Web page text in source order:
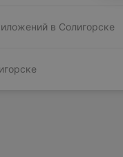
в Солигорске